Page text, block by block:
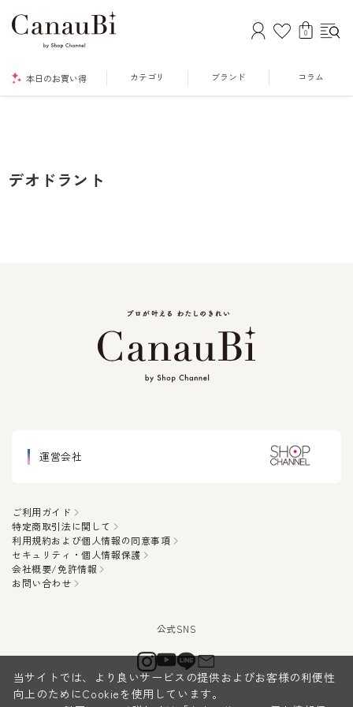
0
本日のお買い得 カテゴリ ブランド コラム
デオドラント
運営会社
ご利用ガイド
特定商取引法に関して
利用規約および個人情報の同意事項
セキュリティ・個人情報保護
会社概要/免許情報
お問い合わせ
当サイトでは、より良いサービスの提供およびお客様の利便性
向上のためにCookieを使用しています。